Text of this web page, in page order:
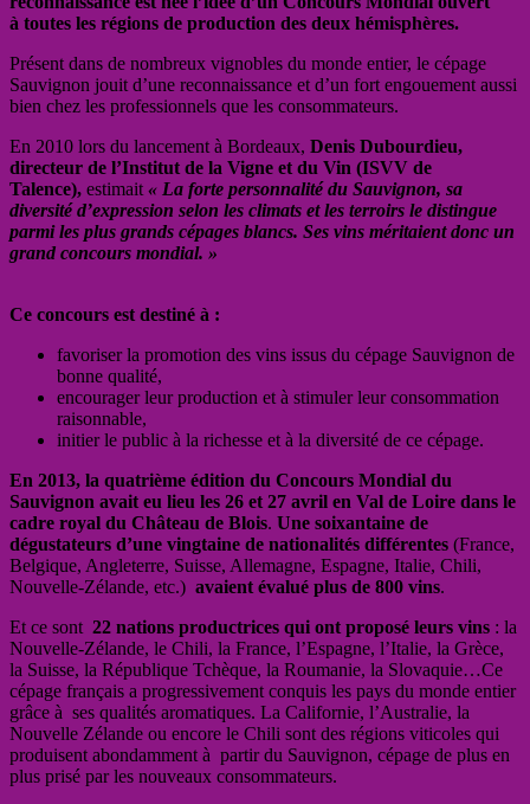
à toutes les régions de production des deux hémisphères.
Présent dans de nombreux vignobles du monde entier, le cépage
Sauvignon jouit d’une reconnaissance et d’un fort engouement aussi
bien chez les professionnels que les consommateurs.
En 2010 lors du lancement à Bordeaux, Denis Dubourdieu,
directeur de l’Institut de la Vigne et du Vin (ISVV de
Talence), estimait « La forte personnalité du Sauvignon, sa
diversité d’expression selon les climats et les terroirs le distingue
parmi les plus grands cépages blancs. Ses vins méritaient donc un
grand concours mondial. »
Ce concours est destiné à :
favoriser la promotion des vins issus du cépage Sauvignon de
bonne qualité,
encourager leur production et à stimuler leur consommation
raisonnable,
initier le public à la richesse et à la diversité de ce cépage.
En 2013, la quatrième édition du Concours Mondial du
Sauvignon avait eu lieu les 26 et 27 avril en Val de Loire dans le
cadre royal du Château de Blois. Une soixantaine de
dégustateurs d’une vingtaine de nationalités différentes (France,
Belgique, Angleterre, Suisse, Allemagne, Espagne, Italie, Chili,
Nouvelle-Zélande, etc.) avaient évalué plus de 800 vins.
Et ce sont 22 nations productrices qui ont proposé leurs vins : la
Nouvelle-Zélande, le Chili, la France, l’Espagne, l’Italie, la Grèce,
la Suisse, la République Tchèque, la Roumanie, la Slovaquie…Ce
cépage français a progressivement conquis les pays du monde entier
grâce à ses qualités aromatiques. La Californie, l’Australie, la
Nouvelle Zélande ou encore le Chili sont des régions viticoles qui
produisent abondamment à partir du Sauvignon, cépage de plus en
plus prisé par les nouveaux consommateurs.